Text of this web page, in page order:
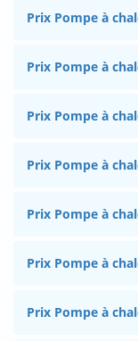
Prix Pompe à
Prix Pompe à
Prix Pompe à
Prix Pompe à
Prix Pompe à
Prix Pompe à
Prix Pompe à